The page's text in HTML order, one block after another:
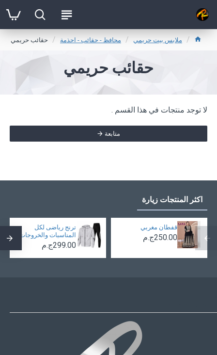
ملابس بيت حريمي محافظ - حقائب - احذمة حقائب حريمي
حقائب حريمي
لا توجد منتجات في هذا القسم .
متابعة
اكثر المنتجات زيارة
قفطان مغربي
250.00ج.م
ترنج رياضى لكل
المناسبات والخروجات
299.00ج.م